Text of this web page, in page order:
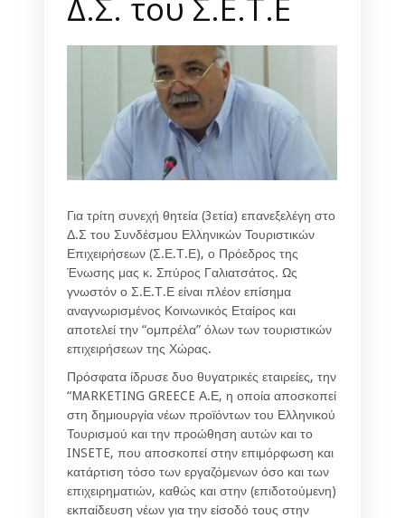
Για τρίτη συνεχή θητεία (3ετία) επανεξελέγη στο
Δ.Σ του Συνδέσμου Ελληνικών Τουριστικών
Επιχειρήσεων (Σ.Ε.Τ.Ε), ο Πρόεδρος της
Ένωσης μας κ. Σπύρος Γαλιατσάτος. Ως
γνωστόν ο Σ.Ε.Τ.Ε είναι πλέον επίσημα
αναγνωρισμένος Κοινωνικός Εταίρος και
αποτελεί την “ομπρέλα” όλων των τουριστικών
επιχειρήσεων της Χώρας.
Πρόσφατα ίδρυσε δυο θυγατρικές εταιρείες, την
“MARKETING GREECE Α.Ε, η οποία αποσκοπεί
στη δημιουργία νέων προϊόντων του Ελληνικού
Τουρισμού και την προώθηση αυτών και το
INSETE, που αποσκοπεί στην επιμόρφωση και
κατάρτιση τόσο των εργαζόμενων όσο και των
επιχειρηματιών, καθώς και στην (επιδοτούμενη)
εκπαίδευση νέων για την είσοδό τους στην